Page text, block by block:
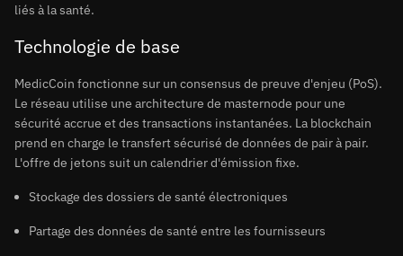
liés à la santé.
Technologie de base
MedicCoin fonctionne sur un consensus de preuve d'enjeu (PoS).
Le réseau utilise une architecture de masternode pour une
sécurité accrue et des transactions instantanées. La blockchain
prend en charge le transfert sécurisé de données de pair à pair.
L'offre de jetons suit un calendrier d'émission fixe.
Stockage des dossiers de santé électroniques
Partage des données de santé entre les fournisseurs